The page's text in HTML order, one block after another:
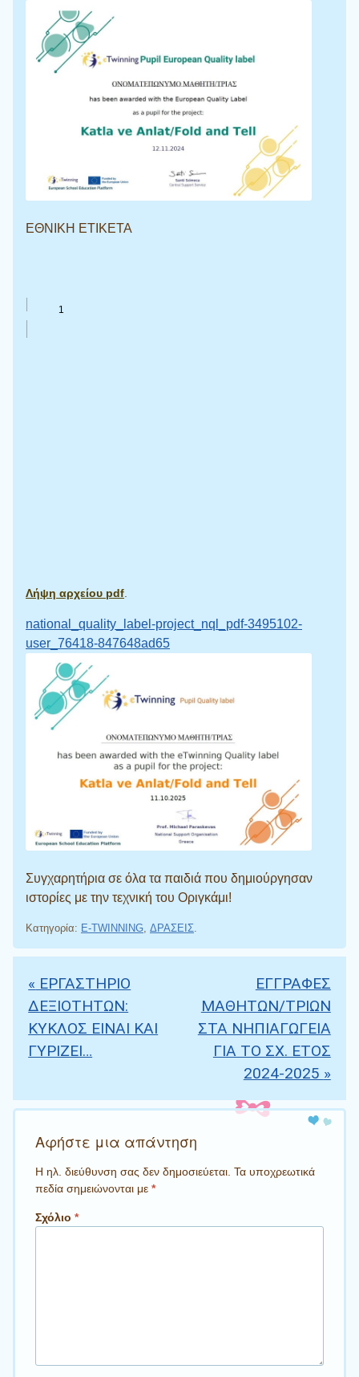
ΕΘΝΙΚΗ ΕΤΙΚΕΤΑ
Λήψη αρχείου pdf
national_quality_label-project_nql_pdf-3495102-
user_76418-847648ad65
Συγχαρητήρια σε όλα τα παιδιά που δημιούργησαν
ιστορίες με την τεχνική του Οριγκάμι!
Κατηγορία: E-TWINNING, ΔΡΑΣΕΙΣ.
Πλοήγηση άρθρων
« ΕΡΓΑΣΤΗΡΙΟ
ΔΕΞΙΟΤΗΤΩΝ:
ΚΥΚΛΟΣ ΕΙΝΑΙ ΚΑΙ
ΓΥΡΙΖΕΙ…
ΕΓΓΡΑΦΕΣ
ΜΑΘΗΤΩΝ/ΤΡΙΩΝ
ΣΤΑ ΝΗΠΙΑΓΩΓΕΙΑ
ΓΙΑ ΤΟ ΣΧ. ΕΤΟΣ
2024-2025 »
Αφήστε μια απάντηση
Η ηλ. διεύθυνση σας δεν δημοσιεύεται. Τα υποχρεωτικά
πεδία σημειώνονται με *
Σχόλιο *